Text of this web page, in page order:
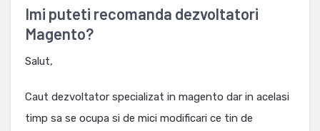
Imi puteti recomanda dezvoltatori
Magento?
Salut,
Caut dezvoltator specializat in magento dar in acelasi
timp sa se ocupa si de mici modificari ce tin de